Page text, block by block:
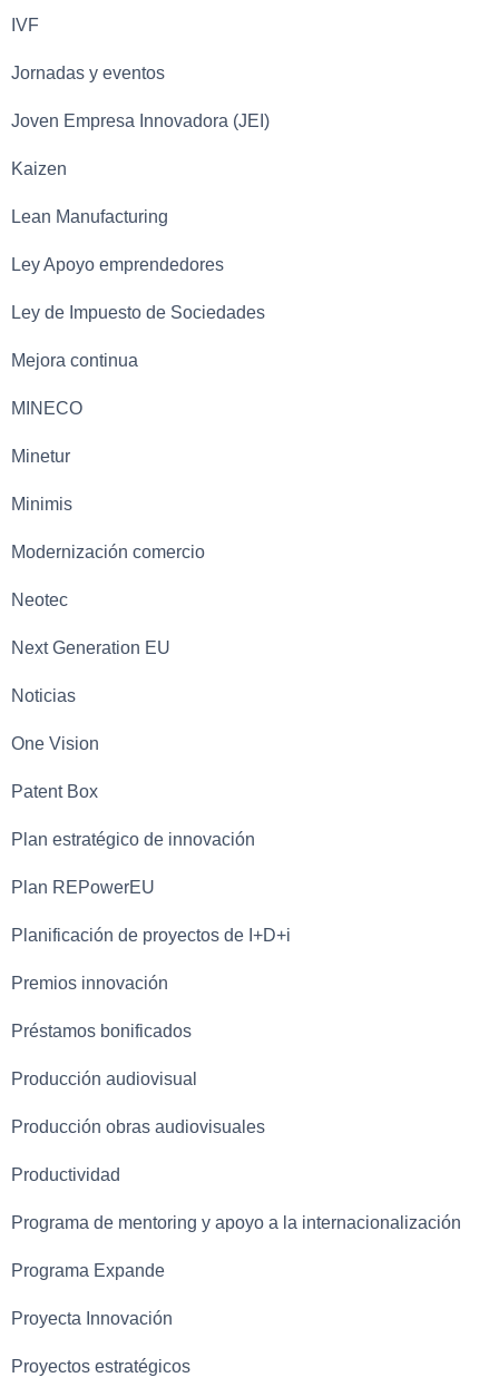
IVF
Jornadas y eventos
Joven Empresa Innovadora (JEI)
Kaizen
Lean Manufacturing
Ley Apoyo emprendedores
Ley de Impuesto de Sociedades
Mejora continua
MINECO
Minetur
Minimis
Modernización comercio
Neotec
Next Generation EU
Noticias
One Vision
Patent Box
Plan estratégico de innovación
Plan REPowerEU
Planificación de proyectos de I+D+i
Premios innovación
Préstamos bonificados
Producción audiovisual
Producción obras audiovisuales
Productividad
Programa de mentoring y apoyo a la internacionalización
Programa Expande
Proyecta Innovación
Proyectos estratégicos